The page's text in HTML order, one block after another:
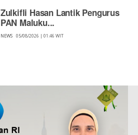
Zulkifli Hasan Lantik Pengurus
PAN Maluku...
NEWS 05/08/2026 | 01:46 WIT